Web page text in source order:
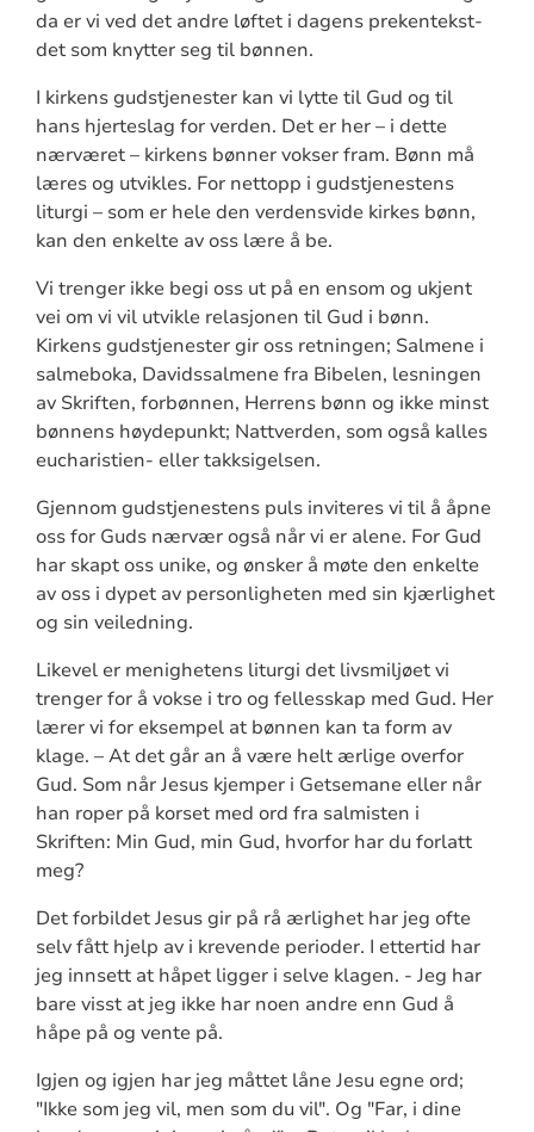
da er vi ved det andre løftet i dagens prekentekst-
det som knytter seg til bønnen.
I kirkens gudstjenester kan vi lytte til Gud og til
hans hjerteslag for verden. Det er her – i dette
nærværet – kirkens bønner vokser fram. Bønn må
læres og utvikles. For nettopp i gudstjenestens
liturgi – som er hele den verdensvide kirkes bønn,
kan den enkelte av oss lære å be.
Vi trenger ikke begi oss ut på en ensom og ukjent
vei om vi vil utvikle relasjonen til Gud i bønn.
Kirkens gudstjenester gir oss retningen; Salmene i
salmeboka, Davidssalmene fra Bibelen, lesningen
av Skriften, forbønnen, Herrens bønn og ikke minst
bønnens høydepunkt; Nattverden, som også kalles
eucharistien- eller takksigelsen.
Gjennom gudstjenestens puls inviteres vi til å åpne
oss for Guds nærvær også når vi er alene. For Gud
har skapt oss unike, og ønsker å møte den enkelte
av oss i dypet av personligheten med sin kjærlighet
og sin veiledning.
Likevel er menighetens liturgi det livsmiljøet vi
trenger for å vokse i tro og fellesskap med Gud. Her
lærer vi for eksempel at bønnen kan ta form av
klage. – At det går an å være helt ærlige overfor
Gud. Som når Jesus kjemper i Getsemane eller når
han roper på korset med ord fra salmisten i
Skriften: Min Gud, min Gud, hvorfor har du forlatt
meg?
Det forbildet Jesus gir på rå ærlighet har jeg ofte
selv fått hjelp av i krevende perioder. I ettertid har
jeg innsett at håpet ligger i selve klagen. - Jeg har
bare visst at jeg ikke har noen andre enn Gud å
håpe på og vente på.
Igjen og igjen har jeg måttet låne Jesu egne ord;
"Ikke som jeg vil, men som du vil". Og "Far, i dine